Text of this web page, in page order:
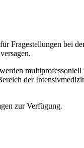
Fragestellungen bei
multiprofessoniell
der
zur Verfügung.